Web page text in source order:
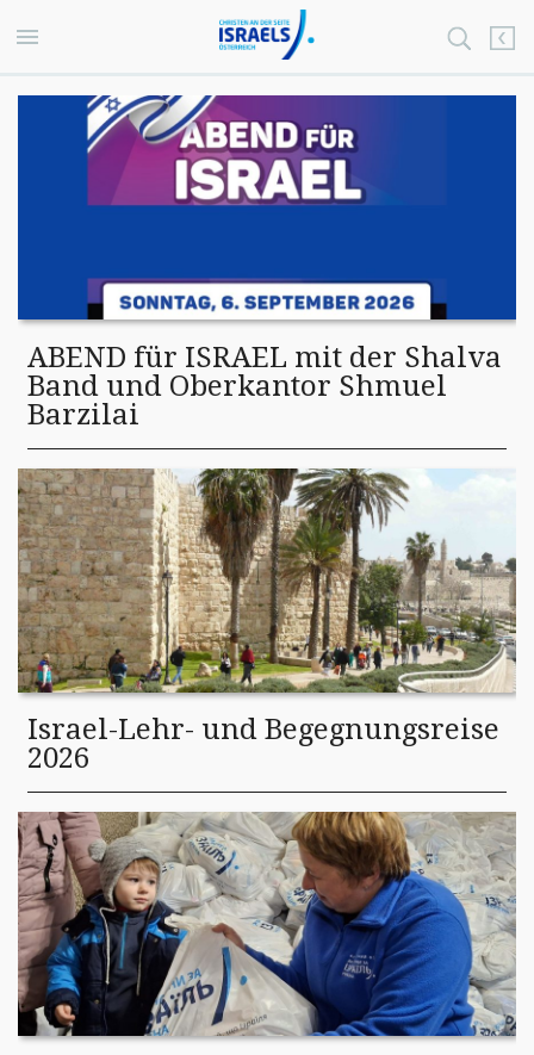
ABEND für ISRAEL mit der Shalva
Band und Oberkantor Shmuel
Barzilai
Israel-Lehr- und Begegnungsreise
2026